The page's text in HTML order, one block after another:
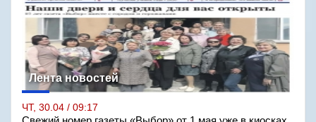
Лента новостей
ЧТ, 30.04 / 09:17